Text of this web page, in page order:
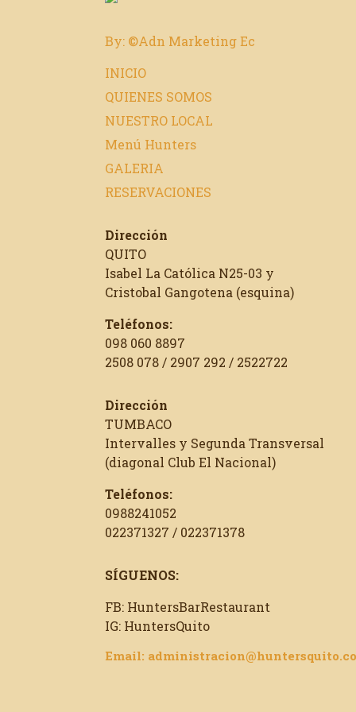
By: ©Adn Marketing Ec
INICIO
QUIENES SOMOS
NUESTRO LOCAL
Menú Hunters
GALERIA
RESERVACIONES
Dirección
QUITO
Isabel La Católica N25-03 y
Cristobal Gangotena (esquina)
Teléfonos:
098 060 8897
2508 078 / 2907 292 / 2522722
Dirección
TUMBACO
Intervalles y Segunda Transversal
(diagonal Club El Nacional)
Teléfonos:
0988241052
022371327 / 022371378
SÍGUENOS:
FB: HuntersBarRestaurant
IG: HuntersQuito
Email: